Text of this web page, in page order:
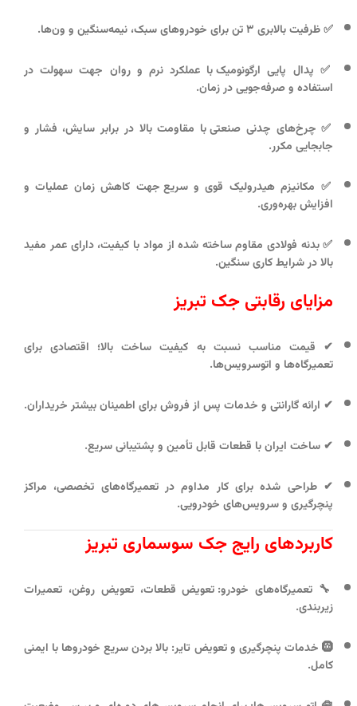
✅ظرفیت بالابری ۳ تن برای خودروهای سبک، نیمه‌سنگین و ون‌ها.
✅ پدال پایی ارگونومیکبا عملکرد نرم و روان جهت سهولت در
استفاده و صرفه‌جویی در زمان.
✅ چرخ‌های چدنی صنعتیبا مقاومت بالا در برابر سایش، فشار و
جابجایی مکرر.
✅ مکانیزم هیدرولیک قوی و سریع جهت کاهش زمان عملیات و
افزایش بهره‌وری.
✅بدنه فولادی مقاومساخته شده از مواد با کیفیت، دارای عمر مفید
بالا در شرایط کاری سنگین.
مزایای رقابتی جک تبریز
✔ قیمت مناسب نسبت به کیفیت ساخت بالا؛ اقتصادی برای
تعمیرگاه‌ها و اتوسرویس‌ها.
✔ ارائه گارانتی و خدمات پس از فروشبرای اطمینان بیشتر خریداران.
✔ ساخت ایرانبا قطعات قابل تأمین و پشتیبانی سریع.
✔طراحی شده برای کار مداومدر تعمیرگاه‌های تخصصی، مراکز
پنچرگیری و سرویس‌های خودرویی.
کاربردهای رایج جک سوسماری تبریز
🔧 تعمیرگاه‌های خودرو: تعویض قطعات، تعویض روغن، تعمیرات
زیربندی.
🛞 خدمات پنچرگیری و تعویض تایر: بالا بردن سریع خودروها با ایمنی
کامل.